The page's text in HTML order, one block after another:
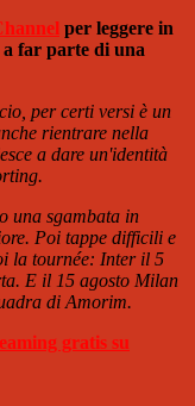
per leggere in
far parte di una
per certi versi è un
rientrare nella
a dare un'identità
una sgambata in
Poi tappe difficili e
la tournée: Inter il 5
E il 15 agosto Milan
di Amorim.
gratis su